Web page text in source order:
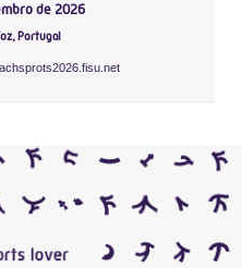
de 2026
Portugal